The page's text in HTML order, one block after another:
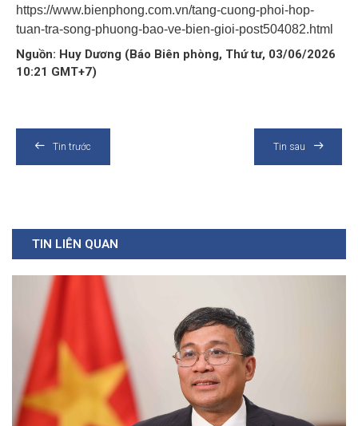
https://www.bienphong.com.vn/tang-cuong-phoi-hop-
tuan-tra-song-phuong-bao-ve-bien-gioi-post504082.html
Nguồn: Huy Dương (Báo Biên phòng, Thứ tư, 03/06/2026
10:21 GMT+7)
Tin trước Tin sau
TIN LIÊN QUAN